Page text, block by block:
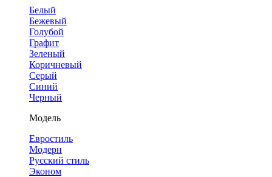
Белый
Бежевый
Голубой
Графит
Зеленый
Коричневый
Серый
Синий
Черный
Модель
Евростиль
Модерн
Русский стиль
Эконом